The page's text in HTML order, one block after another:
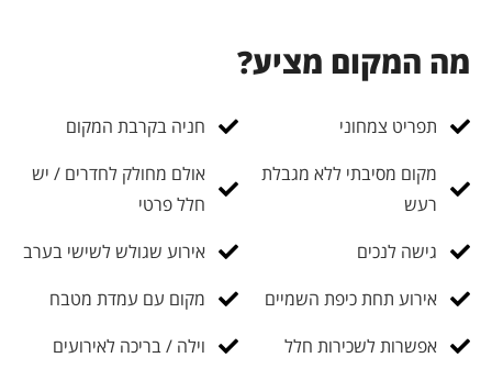
מה המקום מציע?
תפריט צמחוני
חניה בקרבת המקום
מקום מסיבתי ללא מגבלת
רעש
אולם מחולק לחדרים / יש
חלל פרטי
גישה לנכים
אירוע שגולש לשישי בערב
אירוע תחת כיפת השמיים
מקום עם עמדת מטבח
אפשרות לשכירות חלל
וילה / בריכה לאירועים